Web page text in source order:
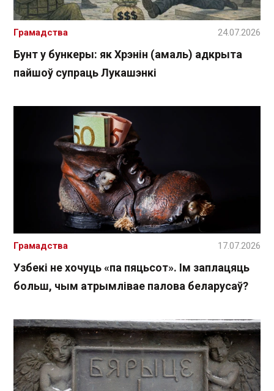
Бунт у бункеры: як Хрэнін (амаль) адкрыта
пайшоў супраць Лукашэнкі
Грамадства 24.07.2026
Узбекі не хочуць «па пяцьсот». Ім заплацяць
больш, чым атрымлівае палова беларусаў?
Грамадства 17.07.2026